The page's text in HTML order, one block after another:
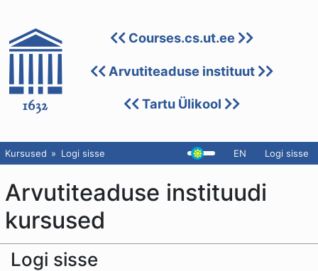
Courses.cs.ut.ee
Arvutiteaduse instituut
Tartu Ülikool
Kursused Logi sisse EN Logi sisse
Arvutiteaduse instituudi
kursused
Logi sisse